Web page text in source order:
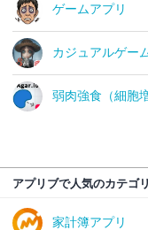
ゲームアプリ
カジュアルゲー
弱肉強食（細胞
アプリブで人気のカテゴリ
家計簿アプリ